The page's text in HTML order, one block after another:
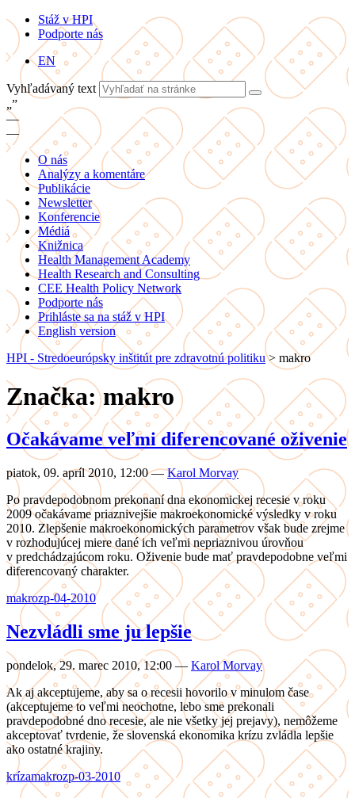
Stáž v HPI
Podporte nás
EN
Vyhľadávaný text
„”
—
—
O nás
Analýzy a komentáre
Publikácie
Newsletter
Konferencie
Médiá
Knižnica
Health Management Academy
Health Research and Consulting
CEE Health Policy Network
Podporte nás
Prihláste sa na stáž v HPI
English version
HPI - Stredoeurópsky inštitút pre zdravotnú politiku> makro
Značka: makro
Očakávame veľmi diferencované oživenie
piatok, 09. apríl 2010, 12:00 — Karol Morvay
Po pravdepodobnom prekonaní dna ekonomickej recesie v roku
2009 očakávame priaznivejšie makroekonomické výsledky v roku
2010. Zlepšenie makroekonomických parametrov však bude zrejme
v rozhodujúcej miere dané ich veľmi nepriaznivou úrovňou
v predchádzajúcom roku. Oživenie bude mať pravdepodobne veľmi
diferencovaný charakter.
makrozp-04-2010
Nezvládli sme ju lepšie
pondelok, 29. marec 2010, 12:00 — Karol Morvay
Ak aj akceptujeme, aby sa o recesii hovorilo v minulom čase
(akceptujeme to veľmi neochotne, lebo sme prekonali
pravdepodobné dno recesie, ale nie všetky jej prejavy), nemôžeme
akceptovať tvrdenie, že slovenská ekonomika krízu zvládla lepšie
ako ostatné krajiny.
krízamakrozp-03-2010